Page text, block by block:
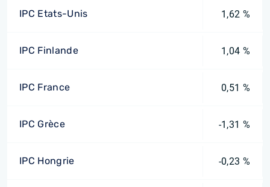
IPC Etats-Unis 1,62 %
IPC Finlande 1,04 %
IPC France 0,51 %
IPC Grèce -1,31 %
IPC Hongrie -0,23 %